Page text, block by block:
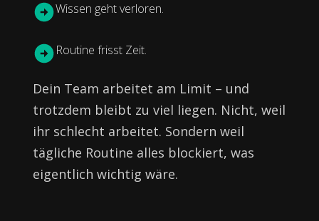
Wissen geht verloren.
Routine frisst Zeit.
Dein Team arbeitet am Limit – und
trotzdem bleibt zu viel liegen. Nicht, weil
ihr schlecht arbeitet. Sondern weil
tägliche Routine alles blockiert, was
eigentlich wichtig wäre.